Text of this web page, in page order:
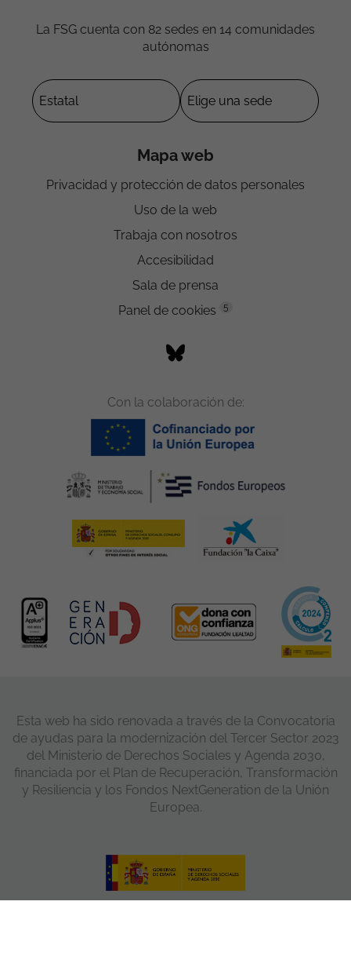
La FSG cuenta con 82 sedes en 14 comunidades
autónomas
Mapa web
Privacidad y protección de datos personales
Uso de la web
Trabaja con nosotros
Accesibilidad
Sala de prensa
Panel de cookies
5
Con la colaboración de:
Esta web ha sido renovada a través de la Convocatoria
de ayudas para la modernización del Tercer Sector 2023
del Ministerio de Derechos Sociales y Agenda 2030,
financiada por el Plan de Recuperación, Transformación
y Resiliencia y los Fondos NextGeneration de la Unión
Europea.